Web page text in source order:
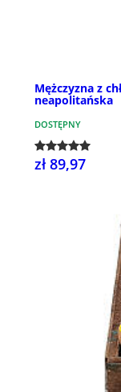
Mężczyzna z
neapolitańska
DOSTĘPNY
zł 89,97